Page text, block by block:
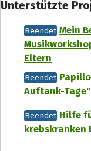
Unterstützte
Beendet Mein
Eltern
Beendet
Auftank-Tage"
Beendet Hilfe
krebskranken